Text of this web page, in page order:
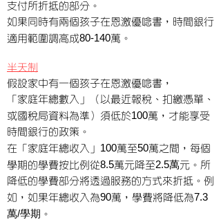
支付所折抵的部分。
如果同時有兩個孩子在恩激優唸書，時間銀行
適用範圍調高成80-140萬。
半天制
假設家中有一個孩子在恩激優唸書，
「家庭年總數入」（以最近報稅、扣繳憑單、
或國稅局資料為準）須低於100萬，才能享受
時間銀行的政策。
在「家庭年總收入」 100萬至50萬之間，每個
學期的學費按比例從8.5萬元降至2.5萬元。所
降低的學費部分將透過服務的方式來折抵。例
如，如果年總收入為90萬，學費將降低為7.3
萬/學期 。